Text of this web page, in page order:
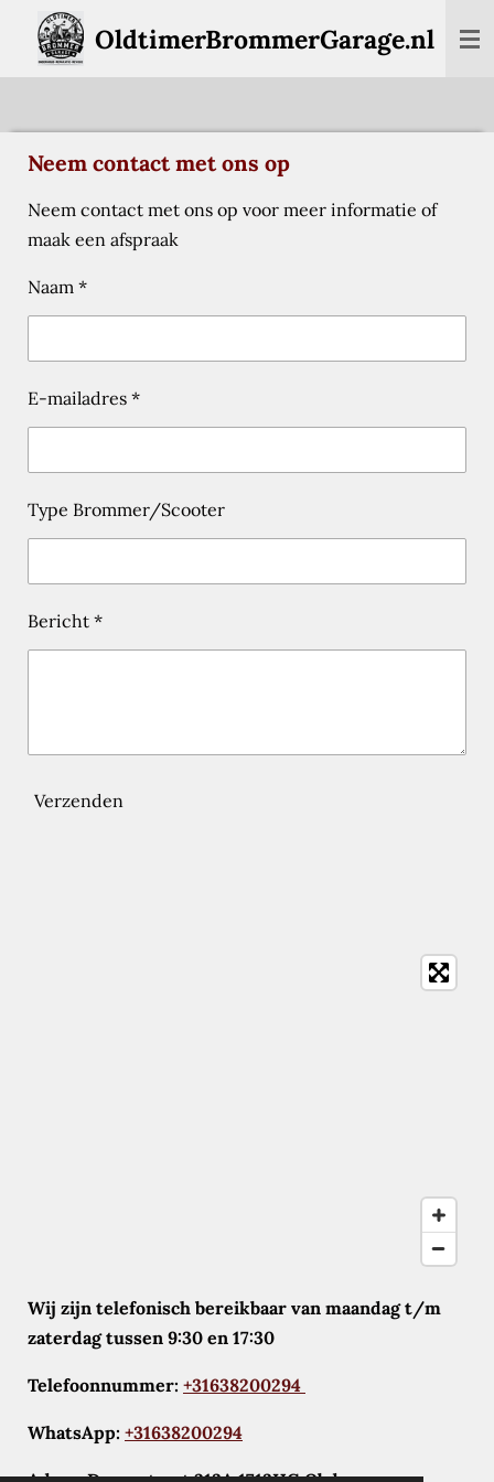
direct
OldtimerBrommerGarage.nl
Neem contact met ons op
Neem contact met ons op voor meer informatie of
maak een afspraak
Naam *
E-mailadres *
Type Brommer/Scooter
Bericht *
Verzenden
Wij zijn telefonisch bereikbaar van maandag t/m
zaterdag tussen 9:30 en 17:30
Telefoonnummer: +31638200294
WhatsApp: +31638200294